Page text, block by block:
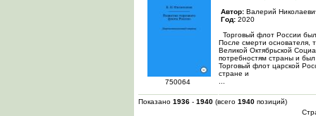
750064
Автор: Валерий
Год: 2020
Торговый флот России
После смерти основателя,
Великой Октябрьской
потребностям страны и
Торговый флот царской
стране и
Показано 1936 - 1940 (всего 1940 позиций)